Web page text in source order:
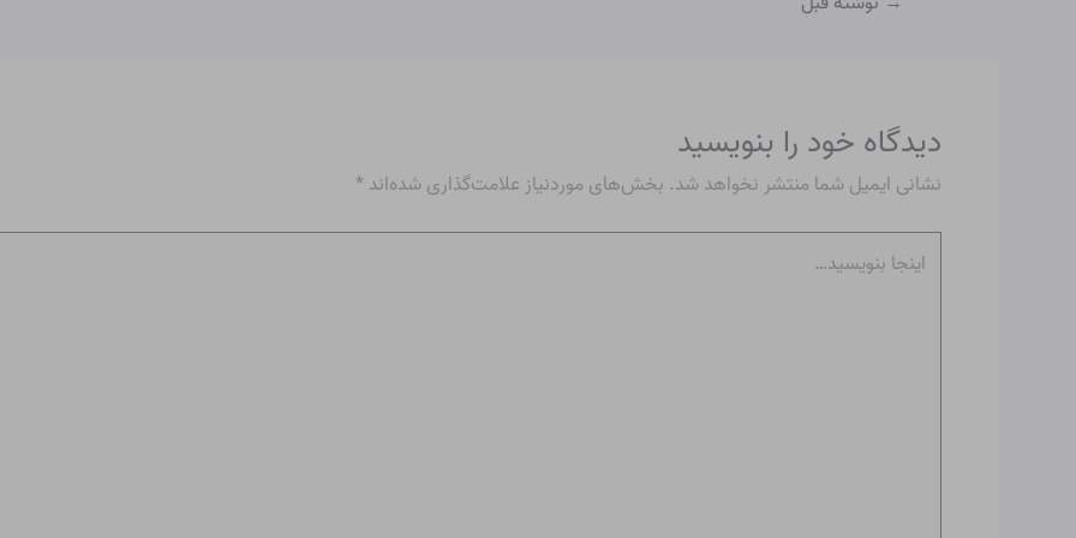
دیدگاه‌ خود را بنویسید
نشانی ایمیل شما منتشر نخواهد شد. بخش‌های موردنیاز علامت‌گذاری شده‌اند *
اینجا
بنویسید…